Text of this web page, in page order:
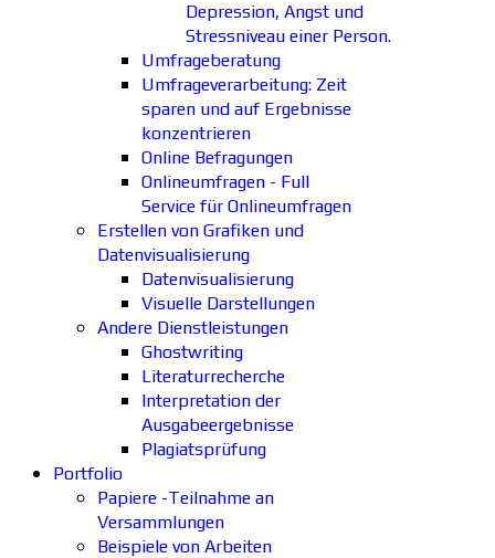
Depression, Angst und
Stressniveau einer Person.
Umfrageberatung
Umfrageverarbeitung: Zeit
sparen und auf Ergebnisse
konzentrieren
Online Befragungen
Onlineumfragen - Full
Service für Onlineumfragen
Erstellen von Grafiken und
Datenvisualisierung
Datenvisualisierung
Visuelle Darstellungen
Andere Dienstleistungen
Ghostwriting
Literaturrecherche
Interpretation der
Ausgabeergebnisse
Plagiatsprüfung
Portfolio
Papiere -Teilnahme an
Versammlungen
Beispiele von Arbeiten